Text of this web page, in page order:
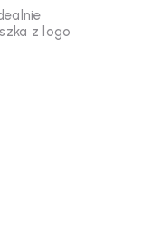
z logo